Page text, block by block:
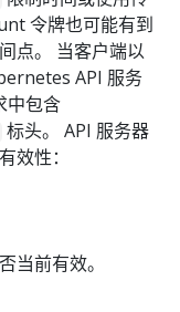
令牌也可能有到
点。 当客户端以
API 服务
中包含
标头。 API 服务器
效性：
当前有效。